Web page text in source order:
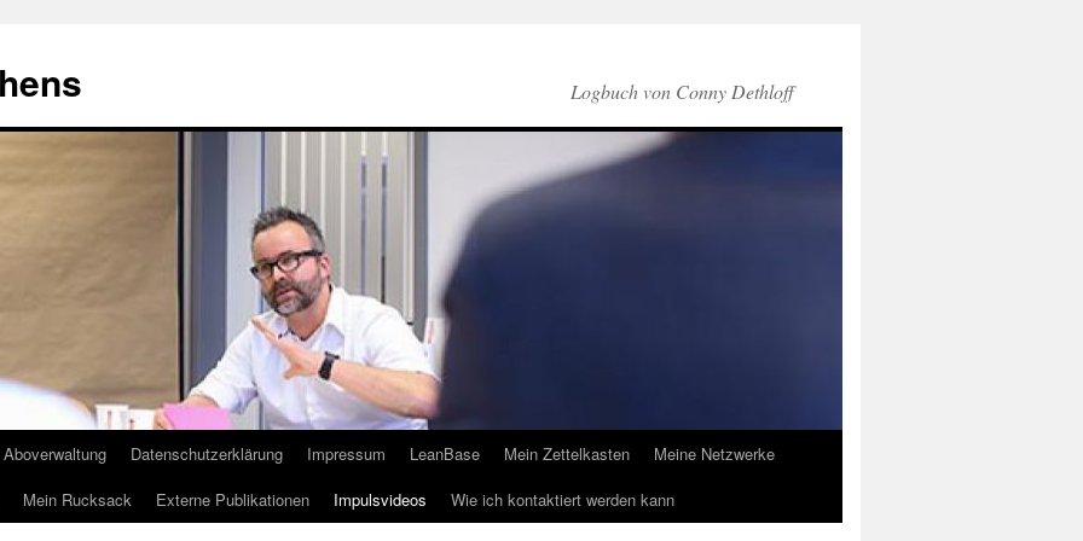
Logbuch von Conny Dethloff
Aboverwaltung Datenschutzerklärung Impressum LeanBase Mein Zettelkasten
Meine Netzwerke
Mein Rucksack Externe Publikationen Impulsvideos Wie ich kontaktiert werden kann